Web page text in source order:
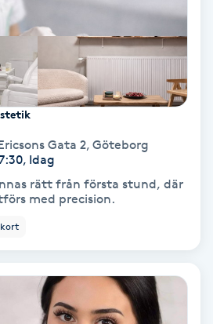
Gata 2, Göteborg
Idag
rätt från första stund, där
med precision.